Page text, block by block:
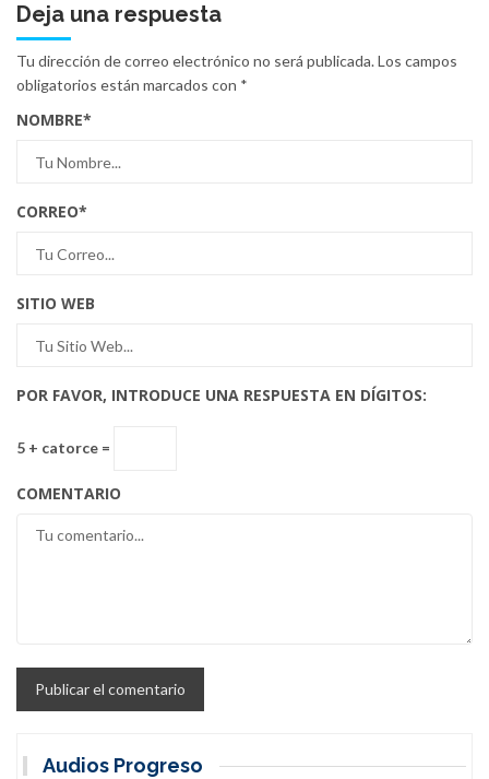
Deja una respuesta
Tu dirección de correo electrónico no será publicada.Los campos
obligatorios están marcados con *
NOMBRE*
CORREO*
SITIO WEB
POR FAVOR, INTRODUCE UNA RESPUESTA EN DÍGITOS:
5 + catorce =
COMENTARIO
Audios Progreso